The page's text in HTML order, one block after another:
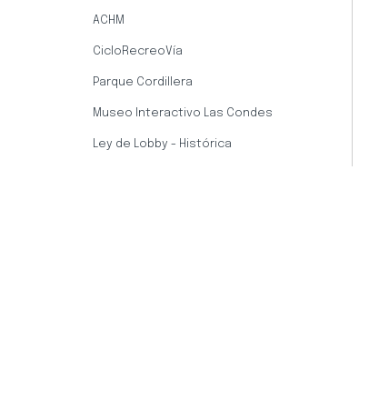
ACHM
CicloRecreoVía
Parque Cordillera
Museo Interactivo Las Condes
Ley de Lobby - Histórica